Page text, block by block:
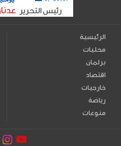
الرئيسية
محليات
برلمان
اقتصاد
خارجيات
رياضة
منوعات